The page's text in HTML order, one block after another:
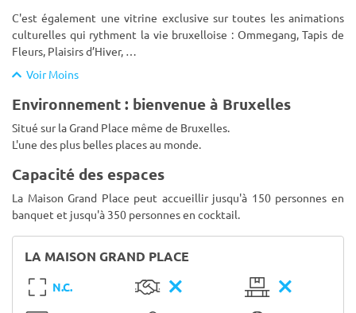
C'est également une vitrine exclusive sur toutes les animations
culturelles qui rythment la vie bruxelloise : Ommegang, Tapis de
Fleurs, Plaisirs d’Hiver, …
Voir Moins
Environnement : bienvenue à Bruxelles
Situé sur la Grand Place même de Bruxelles.
L'une des plus belles places au monde.
Capacité des espaces
La Maison Grand Place peut accueillir jusqu'à 150 personnes en
banquet et jusqu'à 350 personnes en cocktail.
LA MAISON GRAND PLACE
N.C.